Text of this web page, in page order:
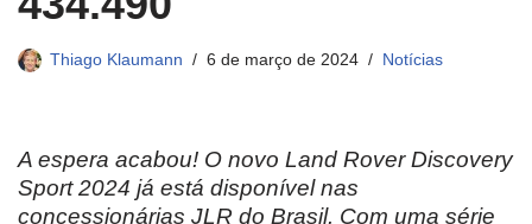
Thiago Klaumann 6 de março de 2024 Notícias
A espera acabou! O novo Land Rover Discovery
Sport 2024 já está disponível nas
concessionárias JLR do Brasil. Com uma série